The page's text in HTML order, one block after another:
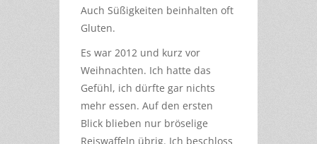
Auch Süßigkeiten beinhalten oft
Gluten.
Es war 2012 und kurz vor
Weihnachten. Ich hatte das
Gefühl, ich dürfte gar nichts
mehr essen. Auf den ersten
Blick blieben nur bröselige
Reiswaffeln übrig. Ich beschloss